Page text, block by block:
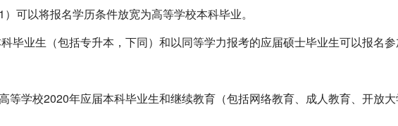
1 ）可以将报名学历条件放宽为高等学校本科毕业。
毕业生（包括专升本，下同）和以同等学力报考的应届硕士毕业生可以报名
等学校2020年应届本科毕业生和继续教育（包括网络教育、成人教育、开放